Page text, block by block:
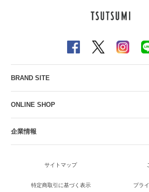
BRAND SITE
ONLINE SHOP
企業情報
サイトマップ
特定商取引に基づく表示 プラ